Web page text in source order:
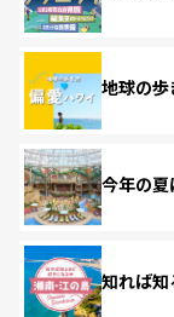
地球の
今年の夏
知れば